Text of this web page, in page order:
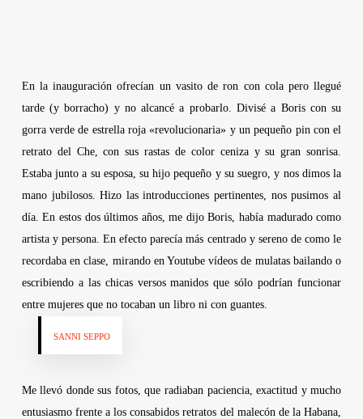
En la inauguración ofrecían un vasito de ron con cola pero llegué
tarde (y borracho) y no alcancé a probarlo. Divisé a Boris con su
gorra verde de estrella roja «revolucionaria» y un pequeño pin con el
retrato del Che, con sus rastas de color ceniza y su gran sonrisa.
Estaba junto a su esposa, su hijo pequeño y su suegro, y nos dimos la
mano jubilosos. Hizo las introducciones pertinentes, nos pusimos al
día. En estos dos últimos años, me dijo Boris, había madurado como
artista y persona. En efecto parecía más centrado y sereno de como le
recordaba en clase, mirando en Youtube vídeos de mulatas bailando o
escribiendo a las chicas versos manidos que sólo podrían funcionar
entre mujeres que no tocaban un libro ni con guantes.
SANNI SEPPO
Me llevó donde sus fotos, que radiaban paciencia, exactitud y mucho
entusiasmo frente a los consabidos retratos del malecón de la Habana,